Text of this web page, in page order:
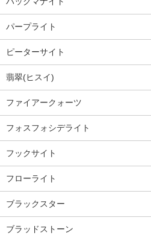
パープライト
ピーターサイト
翡翠(ヒスイ)
ファイアークォーツ
フォスフォシデライト
フックサイト
フローライト
ブラックスター
ブラッドストーン